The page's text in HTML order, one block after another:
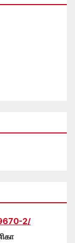
2/